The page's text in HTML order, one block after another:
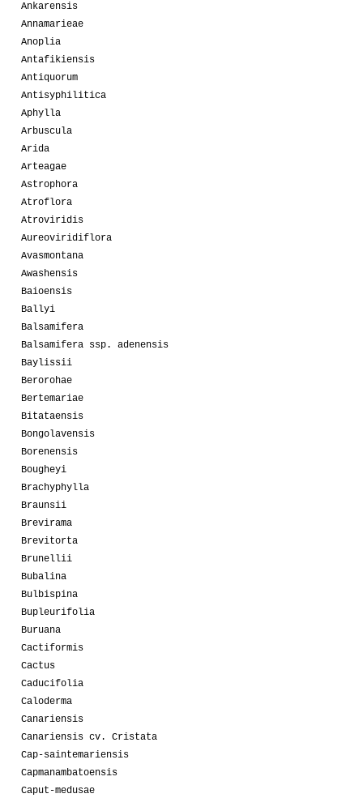
Ankarensis
Annamarieae
Anoplia
Antafikiensis
Antiquorum
Antisyphilitica
Aphylla
Arbuscula
Arida
Arteagae
Astrophora
Atroflora
Atroviridis
Aureoviridiflora
Avasmontana
Awashensis
Baioensis
Ballyi
Balsamifera
Balsamifera ssp. adenensis
Baylissii
Berorohae
Bertemariae
Bitataensis
Bongolavensis
Borenensis
Bougheyi
Brachyphylla
Braunsii
Brevirama
Brevitorta
Brunellii
Bubalina
Bulbispina
Bupleurifolia
Buruana
Cactiformis
Cactus
Caducifolia
Caloderma
Canariensis
Canariensis cv. Cristata
Cap-saintemariensis
Capmanambatoensis
Caput-medusae